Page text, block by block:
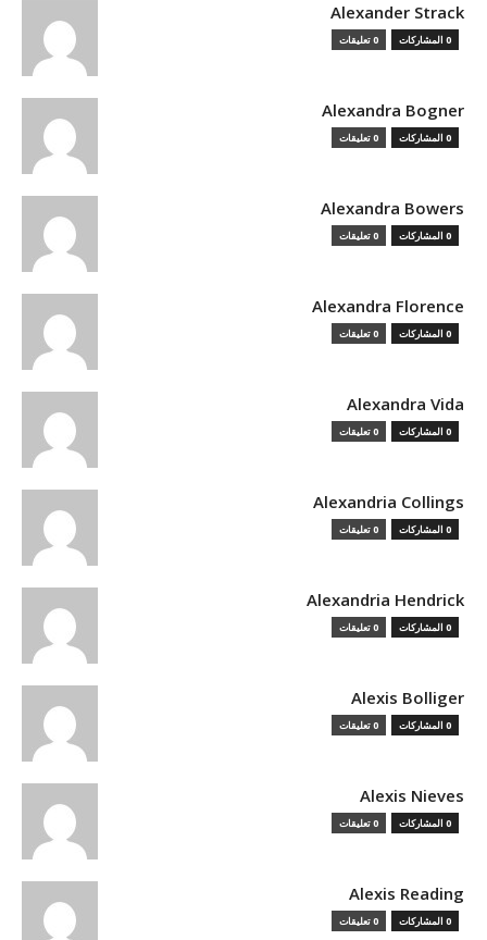
Alexander Strack
0 المشاركات 0 تعليقات
Alexandra Bogner
0 المشاركات 0 تعليقات
Alexandra Bowers
0 المشاركات 0 تعليقات
Alexandra Florence
0 المشاركات 0 تعليقات
Alexandra Vida
0 المشاركات 0 تعليقات
Alexandria Collings
0 المشاركات 0 تعليقات
Alexandria Hendrick
0 المشاركات 0 تعليقات
Alexis Bolliger
0 المشاركات 0 تعليقات
Alexis Nieves
0 المشاركات 0 تعليقات
Alexis Reading
0 المشاركات 0 تعليقات